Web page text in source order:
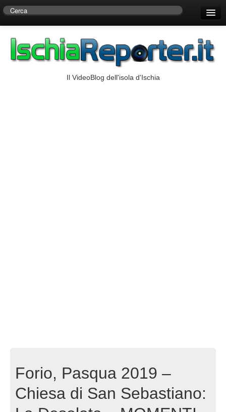
Centro di Ricerche Storiche D’Ambra
Il VideoBlog dell'isola d'Ischia
Forio, Pasqua 2019 –
Chiesa di San Sebastiano: